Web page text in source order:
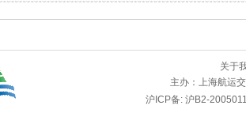
关于
主办： 上海航运
沪ICP备: 沪B2-